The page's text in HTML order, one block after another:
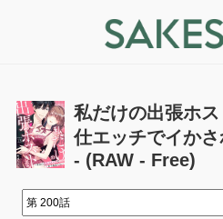
私だけの出張ホ
仕エッチでイか
- (RAW - Free)